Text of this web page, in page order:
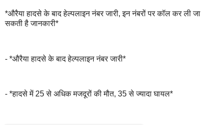
*औरैया हादसे के बाद हेल्पलाइन नंबर जारी, इन नंबरों पर कॉल कर ली जा
सकती है जानकारी*
- *औरैया हादसे के बाद हेल्पलाइन नंबर जारी*
- *हादसे में 25 से अधिक मजदूरों की मौत, 35 से ज्यादा घायल*